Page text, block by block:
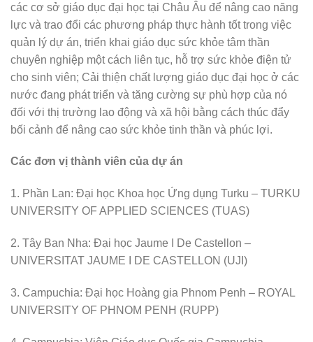
các cơ sở giáo dục đại học tại Châu Âu để nâng cao năng
lực và trao đổi các phương pháp thực hành tốt trong việc
quản lý dự án, triển khai giáo dục sức khỏe tâm thần
chuyên nghiệp một cách liên tục, hỗ trợ sức khỏe điện tử
cho sinh viên; Cải thiện chất lượng giáo dục đại học ở các
nước đang phát triển và tăng cường sự phù hợp của nó
đối với thị trường lao động và xã hội bằng cách thúc đẩy
bối cảnh để nâng cao sức khỏe tinh thần và phúc lợi.
Các đơn vị thành viên của dự án
1. Phần Lan: Đại học Khoa học Ứng dụng Turku – TURKU
UNIVERSITY OF APPLIED SCIENCES (TUAS)
2. Tây Ban Nha: Đại học Jaume I De Castellon –
UNIVERSITAT JAUME I DE CASTELLON (UJI)
3. Campuchia: Đại học Hoàng gia Phnom Penh – ROYAL
UNIVERSITY OF PHNOM PENH (RUPP)